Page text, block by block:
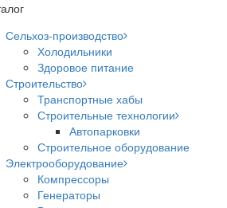
Сельхоз-производство
Холодильники
Здоровое питание
Строительство
Транспортные хабы
Строительные технологии
Автопарковки
Строительное оборудование
Электрооборудование
Компрессоры
Генераторы